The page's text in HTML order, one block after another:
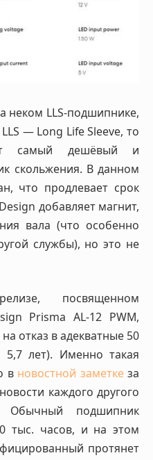
неком LLS-подшипнике,
— Long Life Sleeve, то
самый дешёвый и
скольжения. В данном
что продлевает срок
добавляет магнит,
вала (что особенно
службы), но это не
посвященном
Prisma AL-12 PWM,
отказ в адекватные 50
лет). Именно такая
в новостной заметкеза
каждого другого
Обычный подшипник
тыс. часов, и на этом
протянет